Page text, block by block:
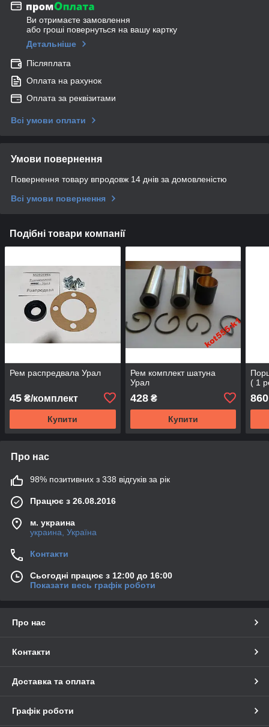
Ви отримаєте замовлення
або гроші повернуться на вашу картку
Детальніше
Післяплата
Оплата на рахунок
Оплата за реквізитами
Всі умови оплати
Умови повернення
Повернення товару впродовж 14 днів за домовленістю
Всі умови повернення
Подібні товари компанії
Рем распредвала Урал
45 ₴/комплект
Купити
Рем комплект шатуна
Урал
428₴
Купити
( 1
860
Про нас
98% позитивних з 338 відгуків за рік
Працює з 26.08.2016
м. украина
украина, Україна
Контакти
Сьогодні працює з 12:00 до 16:00
Показати весь графік роботи
Про нас
Контакти
Доставка та оплата
Графік роботи